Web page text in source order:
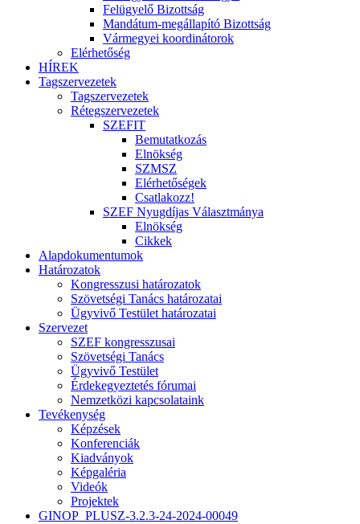
Felügyelő Bizottság
Mandátum-megállapító Bizottság
Vármegyei koordinátorok
Elérhetőség
HÍREK
Tagszervezetek
Tagszervezetek
Rétegszervezetek
SZEFIT
Bemutatkozás
Elnökség
SZMSZ
Elérhetőségek
Csatlakozz!
SZEF Nyugdíjas Választmánya
Elnökség
Cikkek
Alapdokumentumok
Határozatok
Kongresszusi határozatok
Szövetségi Tanács határozatai
Ügyvivő Testület határozatai
Szervezet
SZEF kongresszusai
Szövetségi Tanács
Ügyvivő Testület
Érdekegyeztetés fórumai
Nemzetközi kapcsolataink
Tevékenység
Képzések
Konferenciák
Kiadványok
Képgaléria
Videók
Projektek
GINOP_PLUSZ-3.2.3-24-2024-00049